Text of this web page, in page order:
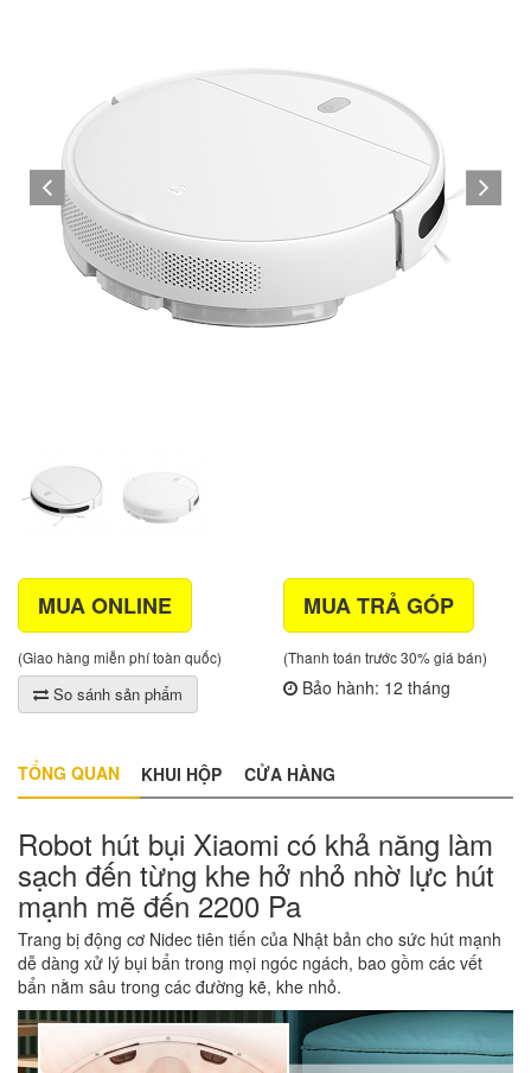
MUA ONLINE
(Giao hàng miễn phí toàn quốc)
So sánh sản phẩm
MUA TRẢ GÓP
(Thanh toán trước 30% giá bán)
Bảo hành: 12 tháng
TỔNG QUAN KHUI HỘP CỬA HÀNG
Robot hút bụi Xiaomi có khả năng làm
sạch đến từng khe hở nhỏ nhờ lực hút
mạnh mẽ đến 2200 Pa
Trang bị động cơ Nidec tiên tiến của Nhật bản cho sức hút mạnh
dễ dàng xử lý bụi bẩn trong mọi ngóc ngách, bao gồm các vết
bẩn nằm sâu trong các đường kẽ, khe nhỏ.